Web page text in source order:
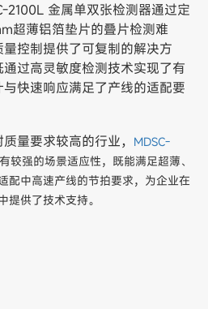
2100L 金属单双张检测器通过定
超薄铝箔垫片的叠片检测难
控制提供了可复制的解决方
过高灵敏度检测技术实现了有
快速响应满足了产线的适配要
量要求较高的行业， MDSC-
较强的场景适应性，既能满足超薄、
配中高速产线的节拍要求，为企业在
提供了技术支持。